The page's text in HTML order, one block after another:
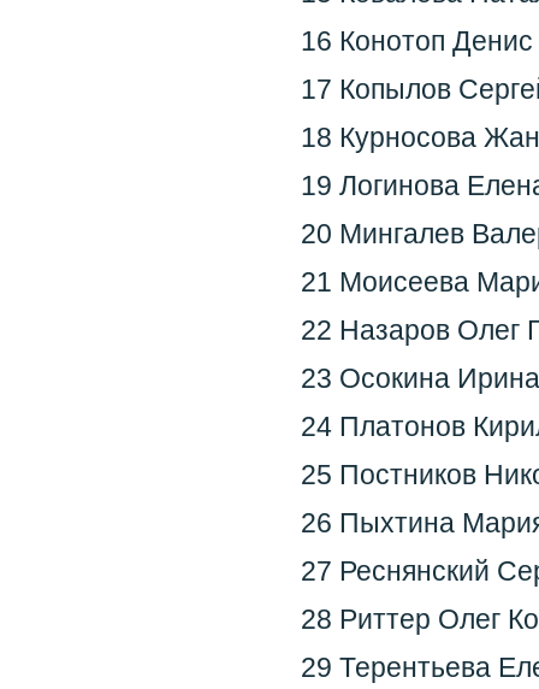
16 Конотоп
17 Копылов
18 Курносова
19 Логинова
20 Мингалев
21 Моисеева
22 Назаров Олег
23 Осокина
24 Платонов
25 Постников
26 Пыхтина
27 Реснянский
28 Риттер Олег
29 Терентьева